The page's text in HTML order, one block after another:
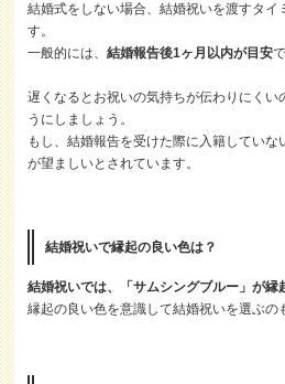
結婚式をしない場合、結婚祝いを渡すタイ
す。
一般的には、結婚報告後1ヶ月以内が目安
遅くなるとお祝いの気持ちが伝わりにくい
うにしましょう。
もし、結婚報告を受けた際に入籍してい
が望ましいとされています。
結婚祝いで縁起の良い色は？
結婚祝いでは、「サムシングブルー」が縁
縁起の良い色を意識して結婚祝いを選ぶの